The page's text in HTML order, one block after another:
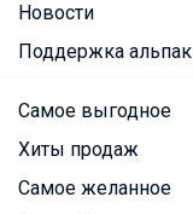
Новости
Поддержка альпак
Самое выгодное
Хиты продаж
Самое желанное